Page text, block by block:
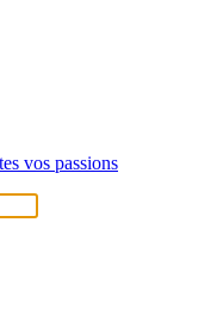
vos passions